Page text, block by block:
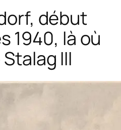
début
1940, là où
III